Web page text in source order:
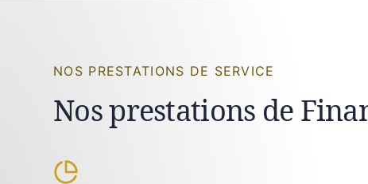
NOS PRESTATIONS DE SERVICE
Nos prestations de